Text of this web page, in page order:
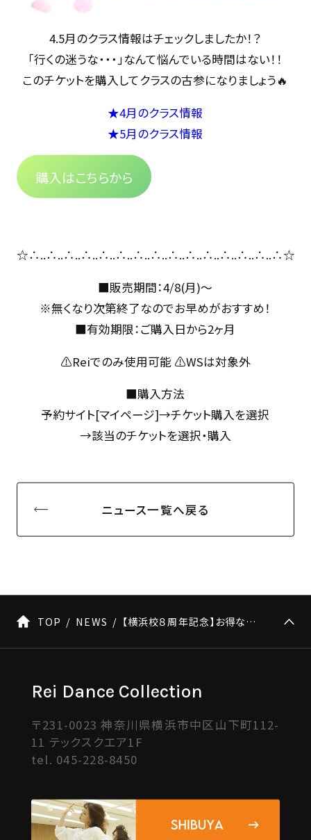
4.5月のクラス情報はチェックしましたか！？
「行くの迷うな・・・」なんて悩んでいる時間はない！！
このチケットを購入してクラスの古参になりましょう🔥
★4月のクラス情報
★5月のクラス情報
購入はこちらから
☆∴..∴..∴..∴..∴..∴..∴..∴..∴..∴..∴..∴..∴..∴..∴☆
■販売期間：4/8(月)〜
※無くなり次第終了なのでお早めがおすすめ！
■有効期限：ご購入日から2ヶ月
⚠︎Reiでのみ使用可能 ⚠︎WSは対象外
■購入方法
予約サイト[マイページ]→チケット購入を選択
→該当のチケットを選択・購入
ニュース一覧へ戻る
TOP NEWS 【横浜校８周年記念】お得なキャンペーンチケット販売決定！㊗️🎫
Rei Dance Collection
〒231-0023 神奈川県横浜市中区山下町112-
11 テックスクエア1F
tel. 045-228-8450